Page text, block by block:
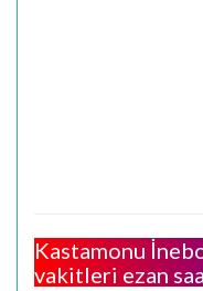
Kastamonu
vakitleri ezan